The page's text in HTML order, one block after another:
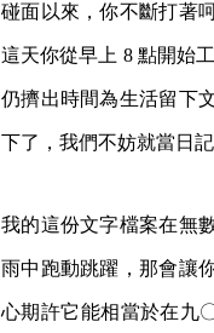
碰面以來，你不斷打著
這天你從早上 8 點開始
仍擠出時間為生活留下
下了，我們不妨就當日記
我的這份文字檔案在無
雨中跑動跳躍，那會讓
心期許它能相當於在九〇